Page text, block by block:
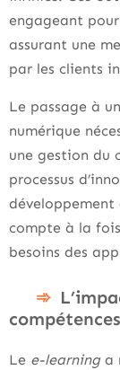
engageant
assurant une
par les clients
Le passage à
numérique
une gestion du
processus
compte à la
besoins des
Le e-learninga